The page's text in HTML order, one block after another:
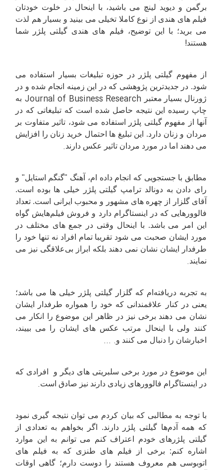
برگمن و دیوید لینچ می باشید، با اینحال در خلوت خودتان
فیلم های هندی از نوع کاملا تخیلی می بینید و بسیار هم لذت
می برید؛ با این توضیح، فیلم های هندی گیلتی پلژر شما
هستند!
از مفهوم گیلتی پلژر در حوزه تبلیغات بسیار استفاده می
شود. در جدیدترین پژوهشی که در این زمینه انجام شده و در
ژورنال بسیار معتبر Journal of Business Research به
چاپ رسیده این نتیجه حاصل شده است که تبلیغاتی که در
آنها از مفهوم گیلتی پلژر استفاده می شود، تاثیر متفاوت بر
مردان و زنان دارد. این تبلیغ ها احتمال خرید زنان را افزایش
می دهند اما در مورد مردان تاثیر عکس دارند.
مطابق با جستجویی که انجام داده ام، آهنگ "گنگم استایل" و
رای دادن به دونالد ترامپ گیلتی پلژر خیلی ها بوده است.
آقای گلزار از چهره های مشهور و محبوب ایرانی‌ است. تعداد
فالوورهایی که در اینستاگرام دارد و فروش فیلم‌هایش گواه
این امر می باشد. با اینحال وقتی در جمع های مختلف در
مورد ایشان صحبت می شود تقریبا تمام افراد نه تنها خود را
طرفدار ایشان نشان نمی دهند بلکه ابراز بی‌علاقگی نیز می
نمایند.
به تجربه دریافته‌ام که گلزار گیلتی پلژر خیلی ها می باشد؛
یعنی در کنار علاقمندانی که خود را همواره طرفدار ایشان
نشان می دهند برخی نیز در ظاهر این موضوع را انکار می
کنند ولی با اینحال مرتب عکس های ایشان را می بییند،
اخبارشان را دنبال می کنند و... .
این موضوع در مورد برخی سلبریتی های دیگر و افرادی که
در اینستاگرام فالوورهای زیادی دارند نیز صادق است.
با توجه به مطالبی که بیان کردم می توان نتیجه گیری نمود
که همه آدم‌ها گیلتی پلژر دارند. اگر بخواهم به تعدادی از
گیلتی پلژرهای خودم اعتراف کنم می توانم به این موارد
اشاره کنم: برخی از فیلم های طنزی که به فیلم های
اتوبوسی هم معروف هستند را دوست دارم؛ گاهی اوقات